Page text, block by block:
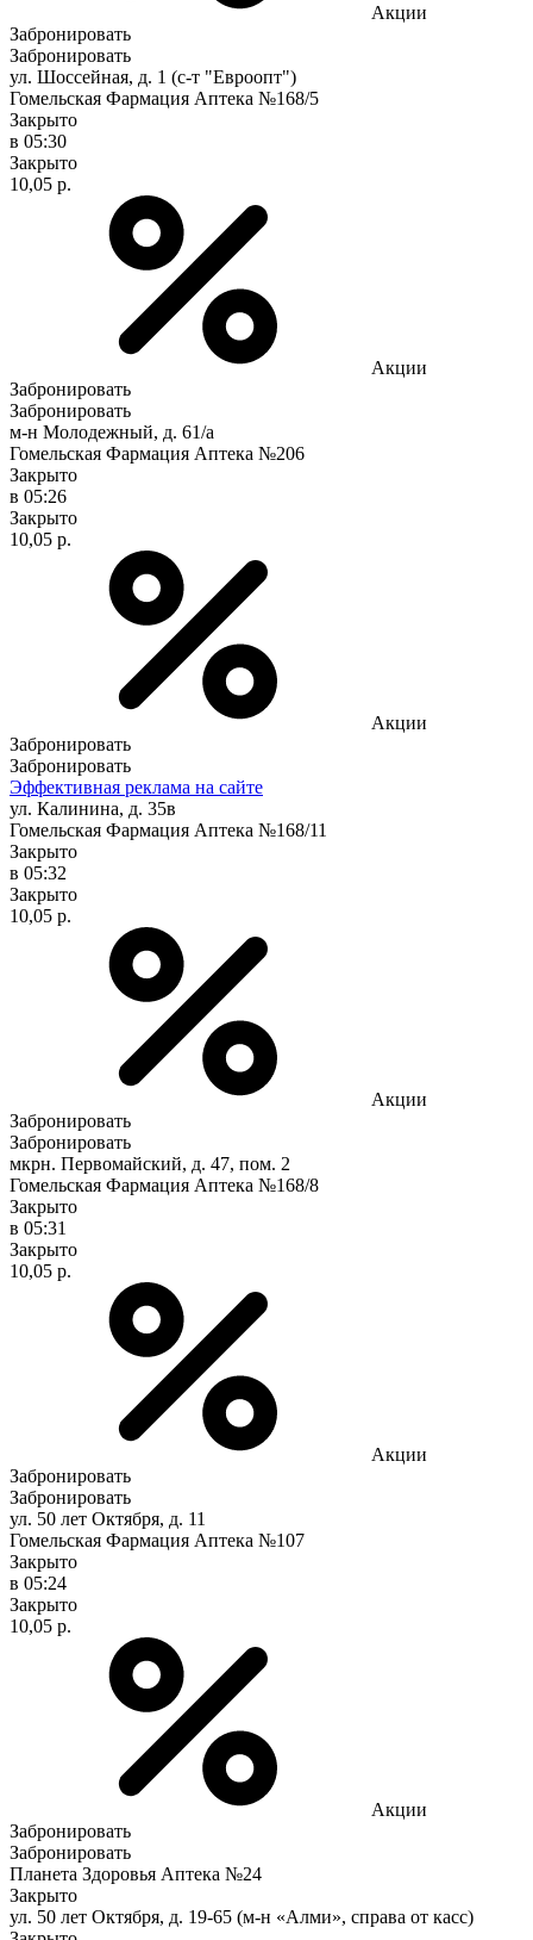
Акции
Забронировать
Забронировать
ул. Шоссейная, д. 1 (с-т "Евроопт")
Гомельская Фармация Аптека №168/5
Закрыто
в 05:30
Закрыто
10,05 р.
Акции
Забронировать
Забронировать
м-н Молодежный, д. 61/а
Гомельская Фармация Аптека №206
Закрыто
в 05:26
Закрыто
10,05 р.
Акции
Забронировать
Забронировать
Эффективная реклама на сайте
ул. Калинина, д. 35в
Гомельская Фармация Аптека №168/11
Закрыто
в 05:32
Закрыто
10,05 р.
Акции
Забронировать
Забронировать
мкрн. Первомайский, д. 47, пом. 2
Гомельская Фармация Аптека №168/8
Закрыто
в 05:31
Закрыто
10,05 р.
Акции
Забронировать
Забронировать
ул. 50 лет Октября, д. 11
Гомельская Фармация Аптека №107
Закрыто
в 05:24
Закрыто
10,05 р.
Акции
Забронировать
Забронировать
Планета Здоровья Аптека №24
Закрыто
ул. 50 лет Октября, д. 19-65 (м-н «Алми», справа от касс)